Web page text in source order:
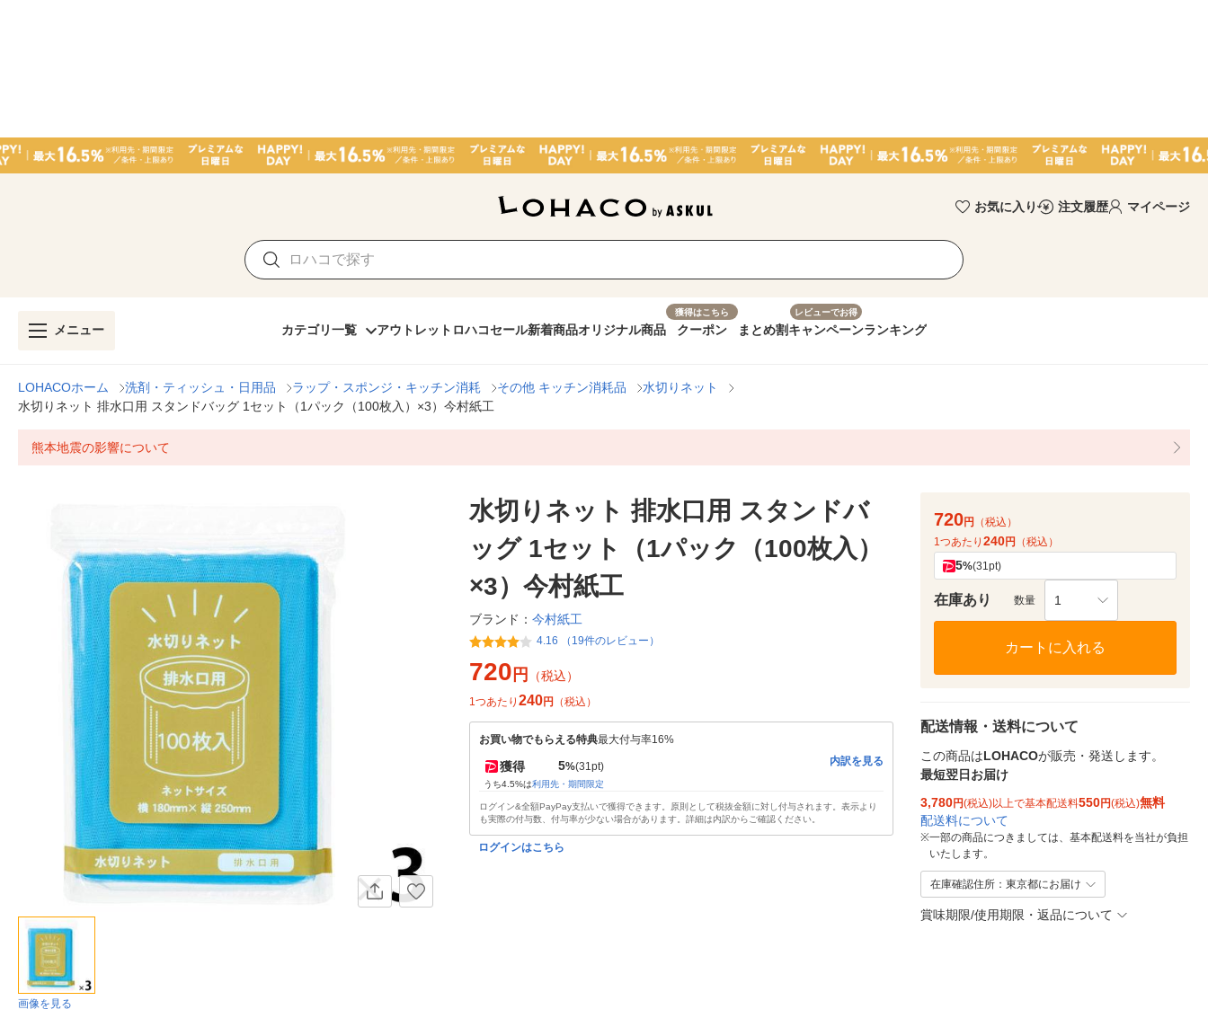
お気に入り 注文履歴 マイページ
メニュー カテゴリ一覧 アウトレット ロハコセール新着商品オリジナル商品
獲得はこちら
クーポン まとめ割
レビューでお得
キャンペーンランキング
LOHACOホーム 洗剤・ティッシュ・日用品 ラップ・スポンジ・キッチン消耗 その他 キッチン消耗品
水切りネット
水切りネット 排水口用 スタンドバッグ 1セット（1パック（100枚入）×3）今村紙工
熊本地震の影響について
画像を見る
水切りネット 排水口用 スタンドバ
ッグ 1セット（1パック（100枚入）
×3）今村紙工
ブランド： 今村紙工
4.16 （19件のレビュー）
720 円 （税込）
1つあたり 240円 （税込）
お買い物でもらえる特典最大付与率16%
獲得 5%(31pt)
うち4.5%は利用先・期間限定
内訳を見る
ログイン&全額PayPay支払いで獲得できます。原則として税抜金額に対し付与されます。表示より
も実際の付与数、付与率が少ない場合があります。詳細は内訳からご確認ください。
ログインはこちら
720円
（税込）
1つあたり 240円 （税込）
5%(31pt)
在庫あり 数量 1
カートに入れる
配送情報・送料について
この商品はLOHACOが販売・発送します。
最短翌日お届け
3,780円(税込)以上で基本配送料550円(税込)無料
配送料について
※一部の商品につきましては、基本配送料を当社が負担
いたします。
在庫確認住所：東京都にお届け
賞味期限/使用期限・返品について